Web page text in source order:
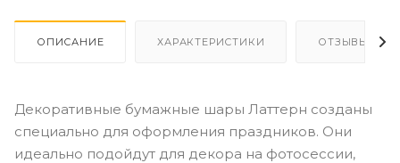
ОПИСАНИЕ ХАРАКТЕРИСТИКИ ОТЗЫВЫ
Декоративные бумажные шары Латтерн созданы
специально для оформления праздников. Они
идеально подойдут для декора на фотосессии,